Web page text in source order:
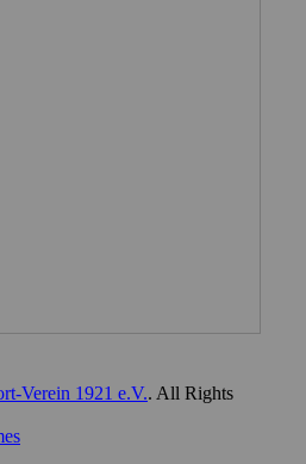
Verein 1921 e.V.. All Rights